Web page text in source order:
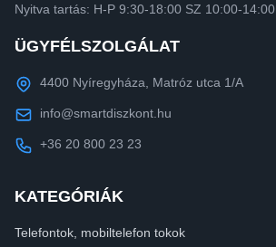
Nyitva tartás: H-P 9:30-18:00 SZ 10:00-14:00
ÜGYFÉLSZOLGÁLAT
4400 Nyíregyháza, Matróz utca 1/A
info@smartdiszkont.hu
+36 20 800 23 23
KATEGÓRIÁK
Telefontok, mobiltelefon tokok